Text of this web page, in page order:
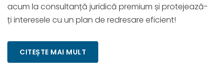
acum la consultanță juridică premium și protejează-
ți interesele cu un plan de redresare eficient!
CITEȘTE MAI MULT